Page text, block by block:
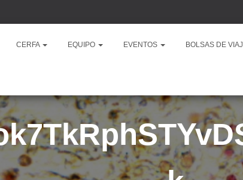
CERFA EQUIPO EVENTOS BOLSAS DE